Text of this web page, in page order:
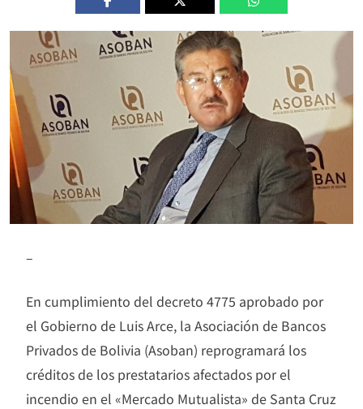
–
En cumplimiento del decreto 4775 aprobado por
el Gobierno de Luis Arce, la Asociación de Bancos
Privados de Bolivia (Asoban) reprogramará los
créditos de los prestatarios afectados por el
incendio en el «Mercado Mutualista» de Santa Cruz